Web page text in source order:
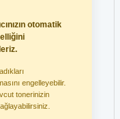
otomatik
engelleyebilir.
tonerinizin